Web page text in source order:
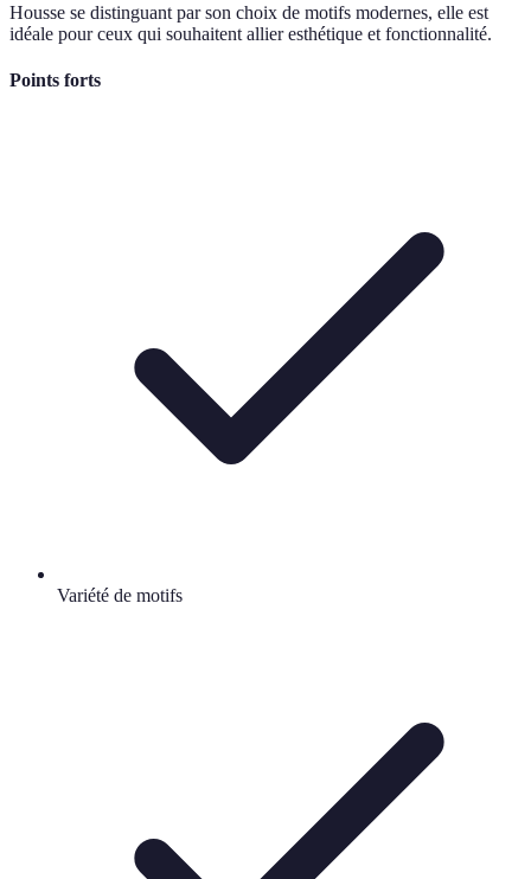
Housse se distinguant par son choix de motifs modernes, elle est
idéale pour ceux qui souhaitent allier esthétique et fonctionnalité.
Points forts
Variété de motifs